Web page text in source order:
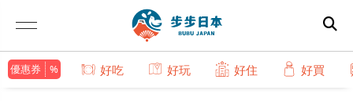
優惠券 好吃 好玩 好住 好買